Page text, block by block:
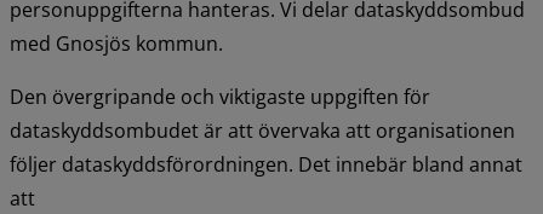
personuppgifterna hanteras. Vi delar dataskyddsombud
med Gnosjös kommun.
Den övergripande och viktigaste uppgiften för
dataskyddsombudet är att övervaka att organisationen
följer dataskyddsförordningen. Det innebär bland annat
att